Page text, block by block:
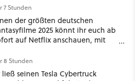
7 Stunden
der größten deutschen
2025 könnt ihr euch ab
auf Netflix anschauen, mit
8 Stunden
ließ seinen Tesla Cybertruck